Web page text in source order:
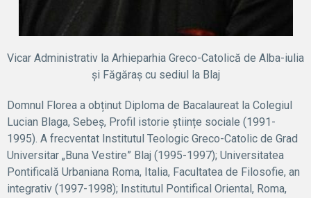
Vicar Administrativ la Arhieparhia Greco-Catolică de Alba-iulia
și Făgăraș cu sediul la Blaj
Domnul Florea a obținut Diploma de Bacalaureat la Colegiul
Lucian Blaga, Sebeș, Profil istorie științe sociale (1991-
1995). A frecventat Institutul Teologic Greco-Catolic de Grad
Universitar „Buna Vestire” Blaj (1995-1997); Universitatea
Pontificală Urbaniana Roma, Italia, Facultatea de Filosofie, an
integrativ (1997-1998); Institutul Pontifical Oriental, Roma,